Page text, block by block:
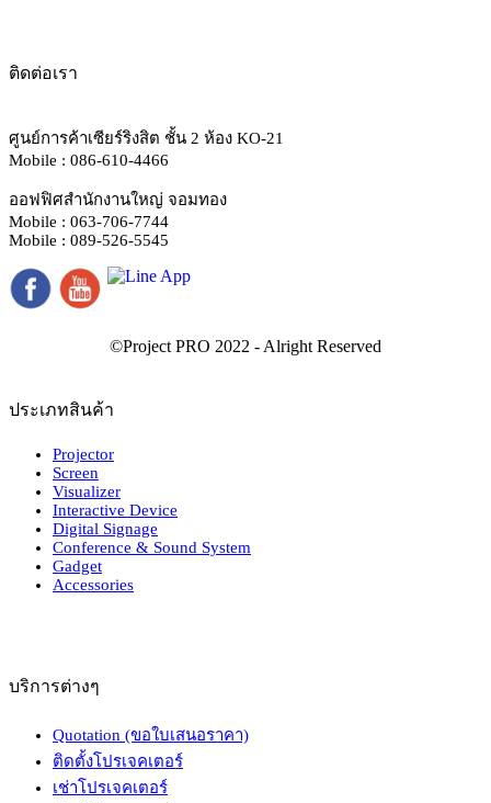
ติดต่อเรา
ศูนย์การค้าเซียร์ริงสิต ชั้น 2 ห้อง KO-21
Mobile : 086-610-4466
ออฟฟิศสำนักงานใหญ่ จอมทอง
Mobile : 063-706-7744
Mobile : 089-526-5545
ประเภทสินค้า
Projector
Screen
Visualizer
Interactive Device
Digital Signage
Conference & Sound System
Gadget
Accessories
บริการต่างๆ
Quotation (ขอใบเสนอราคา)
ติดตั้งโปรเจคเตอร์
เช่าโปรเจคเตอร์